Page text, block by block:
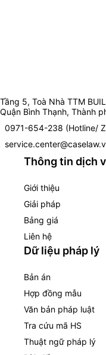
Tầng 5, Toà Nhà TTM
Quận Bình Thạnh, Thành
0971-654-238 (Hotline/
Thông tin dịch
Giới thiệu
Giải pháp
Bảng giá
Liên hệ
Dữ liệu pháp lý
Bản án
Hợp đồng mẫu
Văn bản pháp luật
Tra cứu mã HS
Thuật ngữ pháp lý